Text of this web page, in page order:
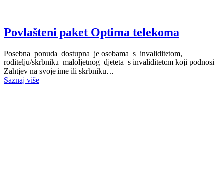
Povlašteni paket Optima telekoma
Posebna ponuda dostupna je osobama s invaliditetom,
roditelju/skrbniku maloljetnog djeteta s invaliditetom koji podnosi
Zahtjev na svoje ime ili skrbniku…
Saznaj više